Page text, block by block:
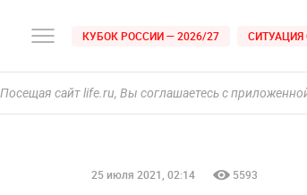
КУБОК РОССИИ — 2026/27
Посещая сайт life.ru, Вы соглашаетесь с
25 июля 2021, 02:14 5593